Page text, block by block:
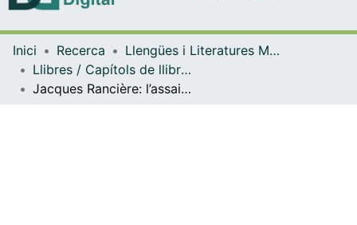
Navega per tot el DD
Com publicar
Inici Recerca
Llengües i Literatures Modernes i Estudis Anglesos
Llibres / Capítols de llibre (Llengües i Literatures Modernes i Estudis Anglesos)
Jacques Rancière: l’assaig de la igualtat